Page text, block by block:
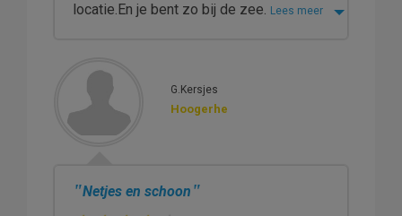
locatie.En je bent zo bij de zee. Lees meer
G.Kersjes
Hoogerhe
"Netjes en schoon "